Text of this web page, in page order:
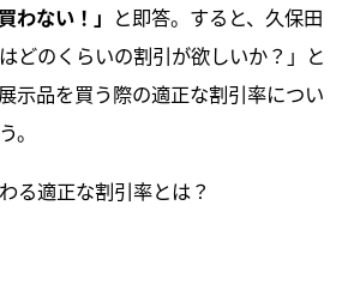
わない！」 と即答。すると、久保田
どのくらいの割引が欲しいか？」と
示品を買う際の適正な割引率につい
。
る適正な割引率とは？